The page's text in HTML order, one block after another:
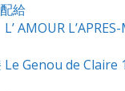
給
AMOUR
Le Genou de Claire